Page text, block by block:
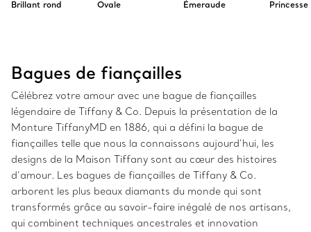
Brillant rond Ovale Émeraude Princesse
Bagues de fiançailles
Célébrez votre amour avec une bague de fiançailles
légendaire de Tiffany & Co. Depuis la présentation de la
Monture TiffanyMD en 1886, qui a défini la bague de
fiançailles telle que nous la connaissons aujourd’hui, les
designs de la Maison Tiffany sont au cœur des histoires
d’amour. Les bagues de fiançailles de Tiffany & Co.
arborent les plus beaux diamants du monde qui sont
transformés grâce au savoir-faire inégalé de nos artisans,
qui combinent techniques ancestrales et innovation